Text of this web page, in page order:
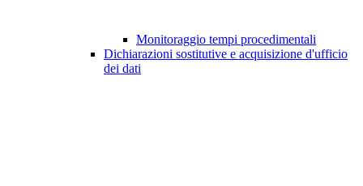
Monitoraggio tempi procedimentali
Dichiarazioni sostitutive e acquisizione d'ufficio
dei dati